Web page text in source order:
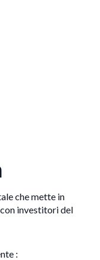
che mette in
investitori del
: